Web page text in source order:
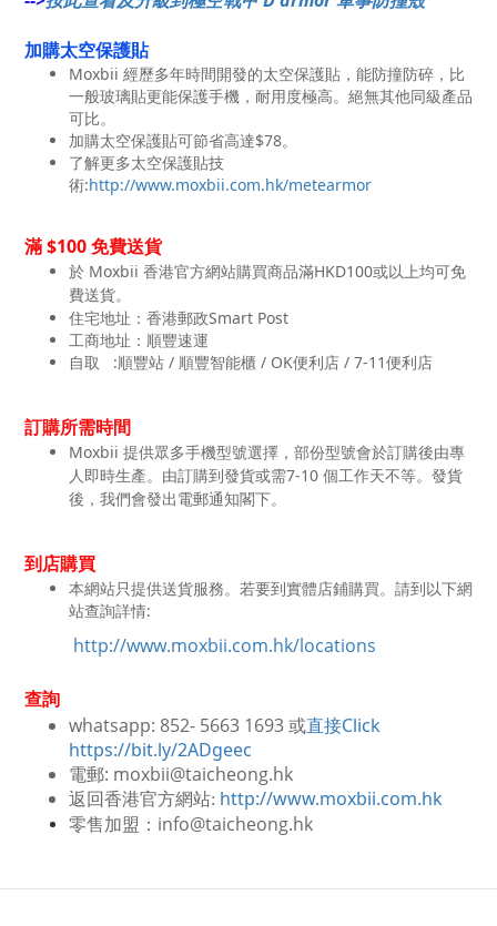
加購太空保護貼
Moxbii 經歷多年時間開發的太空保護貼，能防撞防碎，比
一般玻璃貼更能保護手機，耐用度極高。絕無其他同級產品
可比。
加購太空保護貼可節省高達$78。
了解更多太空保護貼技
術:http://www.moxbii.com.hk/metearmor
滿 $100 免費送貨
於 Moxbii 香港官方網站購買商品滿HKD100或以上均可免
費送貨。
住宅地址：香港郵政Smart Post
工商地址：順豐速運
自取
:順豐站 / 順豐智能櫃 / OK便利店 / 7-11 便利店
訂購所需時間
Moxbii 提供眾多手機型號選擇，部份型號會於訂購後由專
人即時生產。由訂購到發貨或需7-10 個工作天不等。發貨
後，我們會發出電郵通知閣下。
到店購買
本網站只提供送貨服務。若要到實體店鋪購買。請到以下網
站查詢詳情:
http://www.moxbii.com.hk/locations
查詢
whatsapp: 852- 5663 1693 或直接Click
https://bit.ly/2ADgeec
電郵: moxbii@taicheong.hk
返回香港官方網站: http://www.moxbii.com.hk
零售加盟：info@taicheong.hk